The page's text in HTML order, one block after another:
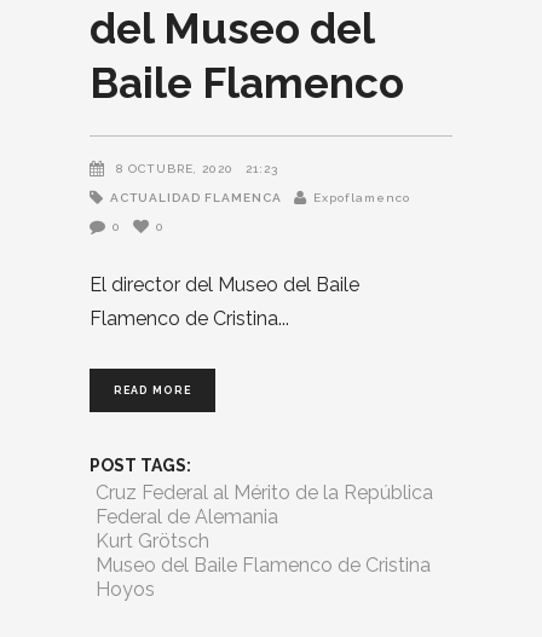
del Museo del
Baile Flamenco
8 OCTUBRE, 2020 21:23
ACTUALIDAD FLAMENCA Expoflamenco
0 0
El director del Museo del Baile
Flamenco de Cristina
READ MORE
POST TAGS:
Cruz Federal al Mérito de la República
Federal de Alemania
Kurt Grötsch
Museo del Baile Flamenco de Cristina
Hoyos